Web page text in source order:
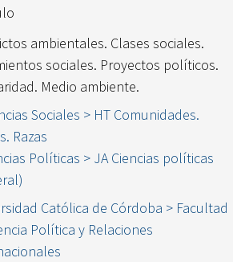
ambientales. Clases sociales.
sociales. Proyectos políticos.
Medio ambiente.
Sociales > HT Comunidades.
Razas
Políticas > JA Ciencias políticas
Católica de Córdoba > Facultad
Política y Relaciones